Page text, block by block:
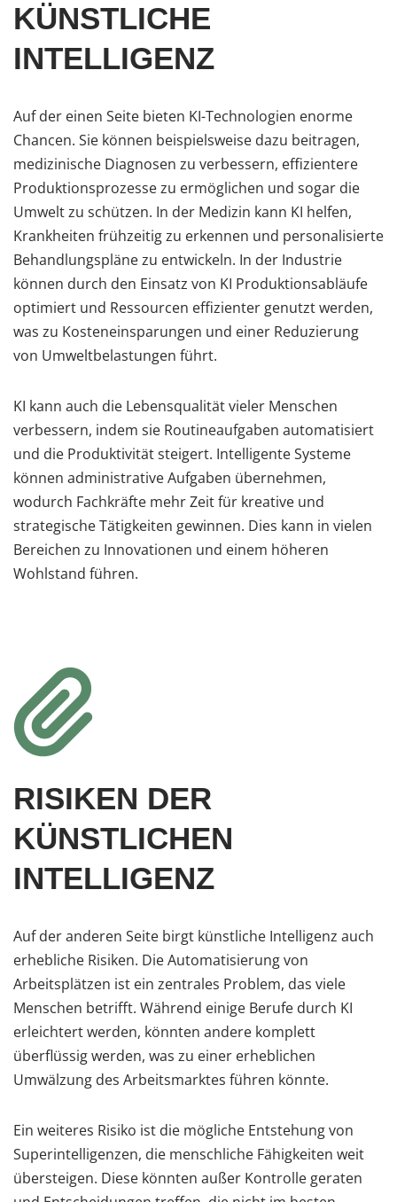
KÜNSTLICHE
INTELLIGENZ
Auf der einen Seite bieten KI-Technologien enorme
Chancen. Sie können beispielsweise dazu beitragen,
medizinische Diagnosen zu verbessern, effizientere
Produktionsprozesse zu ermöglichen und sogar die
Umwelt zu schützen. In der Medizin kann KI helfen,
Krankheiten frühzeitig zu erkennen und personalisierte
Behandlungspläne zu entwickeln. In der Industrie
können durch den Einsatz von KI Produktionsabläufe
optimiert und Ressourcen effizienter genutzt werden,
was zu Kosteneinsparungen und einer Reduzierung
von Umweltbelastungen führt.
KI kann auch die Lebensqualität vieler Menschen
verbessern, indem sie Routineaufgaben automatisiert
und die Produktivität steigert. Intelligente Systeme
können administrative Aufgaben übernehmen,
wodurch Fachkräfte mehr Zeit für kreative und
strategische Tätigkeiten gewinnen. Dies kann in vielen
Bereichen zu Innovationen und einem höheren
Wohlstand führen.
RISIKEN DER
KÜNSTLICHEN
INTELLIGENZ
Auf der anderen Seite birgt künstliche Intelligenz auch
erhebliche Risiken. Die Automatisierung von
Arbeitsplätzen ist ein zentrales Problem, das viele
Menschen betrifft. Während einige Berufe durch KI
erleichtert werden, könnten andere komplett
überflüssig werden, was zu einer erheblichen
Umwälzung des Arbeitsmarktes führen könnte.
Ein weiteres Risiko ist die mögliche Entstehung von
Superintelligenzen, die menschliche Fähigkeiten weit
übersteigen. Diese könnten außer Kontrolle geraten